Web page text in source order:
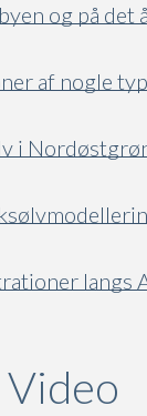
og på det
af nogle
i
langs
Video